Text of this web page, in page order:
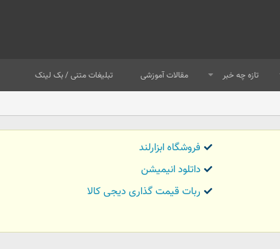
تازه چه خبر مقالات آموزشی تبلیغات متنی / بک لینک
فروشگاه ابزارلند
داتلود انیمیشن
ربات قیمت گذاری دیجی کالا